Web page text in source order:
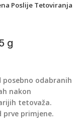
Poslije Tetoviranja
g
odabranih
nakon
tetovaža.
primjene.